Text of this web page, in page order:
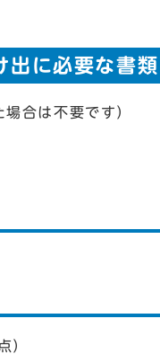
出に必要な書類
合は不要です）
）